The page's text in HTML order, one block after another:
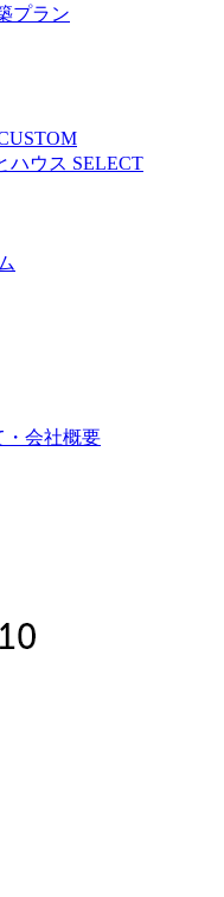
プラン
ハウス SELECT
・会社概要